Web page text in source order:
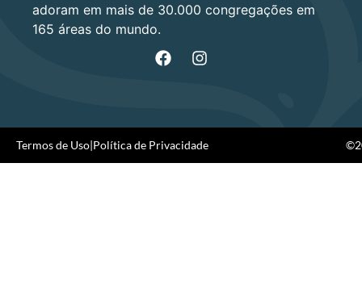
adoram em mais de 30.000 congregações em
165 áreas do mundo.
Termos de Uso|Política de Privacidade